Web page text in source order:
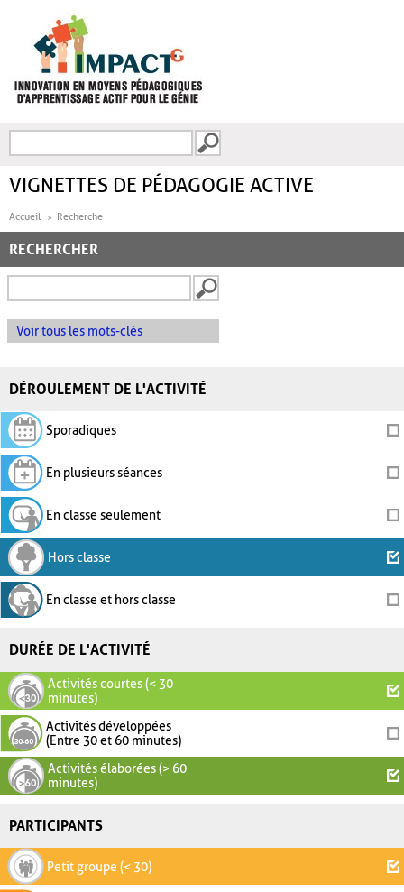
FORMULAIRE DE
VIGNETTES DE PÉDAGOGIE ACTIVE
Accueil Recherche
RECHERCHER
Voir tous les mots-clés
DÉROULEMENT DE L'ACTIVITÉ
Sporadiques
En plusieurs séances
En classe seulement
Hors classe
En classe et hors classe
DURÉE DE L'ACTIVITÉ
Activités courtes (< 30
minutes)
Activités développées
(Entre 30 et 60 minutes)
Activités élaborées (> 60
minutes)
PARTICIPANTS
Petit groupe (< 30)